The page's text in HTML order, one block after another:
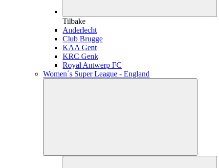
Tilbake
Anderlecht
Club Brugge
KAA Gent
KRC Genk
Royal Antwerp FC
Women´s Super League - England